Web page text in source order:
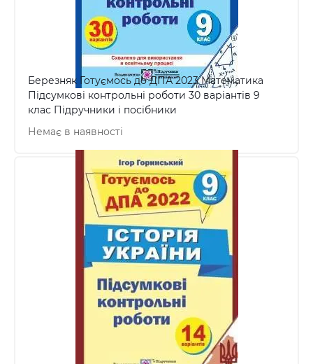
Березняк Готуємось до ДПА 2023 Математика
Підсумкові контрольні роботи 30 варіантів 9
клас Підручники і посібники
Немає в наявності